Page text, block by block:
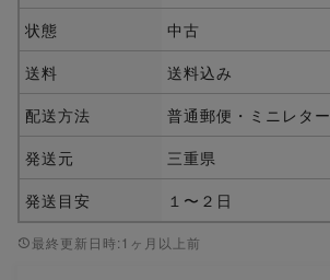
状態
中古
送料
送料込み
配送方法
普通郵便・ミニレター
発送元
三重県
発送目安
１〜２日
最終更新日時:1ヶ月以上前